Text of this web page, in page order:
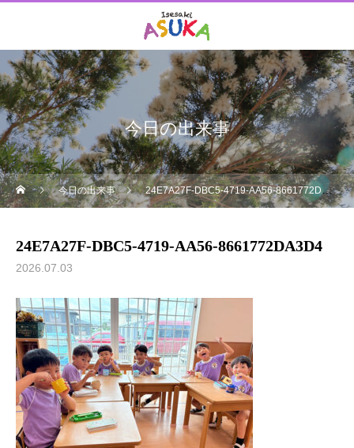
今日の出来事
今日の出来事 24E7A27F-DBC5-4719-AA56-8661772DA3D4
24E7A27F-DBC5-4719-AA56-8661772DA3D4
2026.07.03